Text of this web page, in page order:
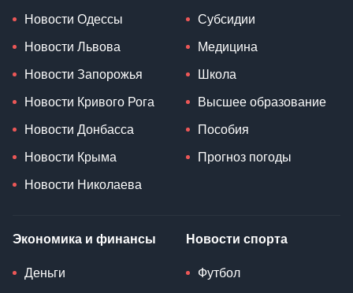
Новости Одессы
Новости Львова
Новости Запорожья
Новости Кривого Рога
Новости Донбасса
Новости Крыма
Новости Николаева
Субсидии
Медицина
Школа
Высшее образование
Пособия
Прогноз погоды
Экономика и финансы
Деньги
Новости спорта
Футбол